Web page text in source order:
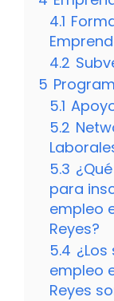
4.1
4.2
5
5.1
5.2
5.3
para
empleo
Reyes?
5.4
empleo
Reyes